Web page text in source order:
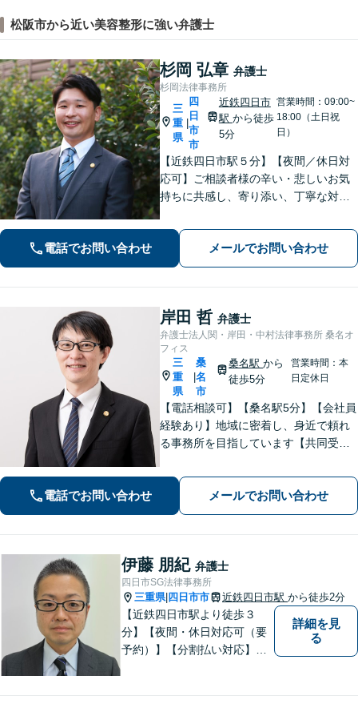
松阪市から近い美容整形に強い弁護士
杉岡 弘章 弁護士
杉岡法律事務所
三
重
県
四
日
市
市
近鉄四日市
駅 から徒歩
5分
営業時間：09:00~
18:00（土日祝
日）
【近鉄四日市駅５分】【夜間／休日対
応可】ご相談者様の辛い・悲しいお気
持ちに共感し、寄り添い、丁寧な対応
相続／刑事事件など、幅広く対応【地
域に根ざした弁護士】お気軽にお問い
合わせください。
電話でお問い合わせ メールでお問い合わせ
岸田 哲 弁護士
弁護士法人関・岸田・中村法律事務所 桑名オ
フィス
三
重
県
桑
名
市
桑名駅から
徒歩5分
営業時間：本
日定休日
【電話相談可】【桑名駅5分】【会社員
経験あり】地域に密着し、身近で頼れ
る事務所を目指しています【共同受任
全力を尽くします。一人で悩まず、お
気軽にご相談ください【夜間土日相談
可（要予約）】
電話でお問い合わせ メールでお問い合わせ
伊藤 朋紀 弁護士
四日市SG法律事務所
三重県| 四日市市 近鉄四日市駅 から徒歩2分
【近鉄四日市駅より徒歩３
分】【夜間・休日対応可（要
予約）】【分割払い対応】
詳細を見
る